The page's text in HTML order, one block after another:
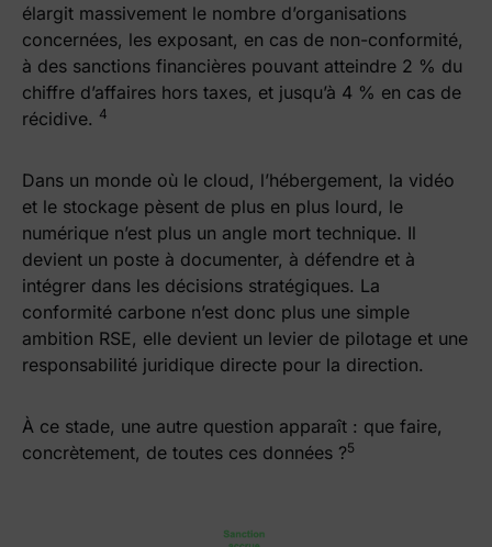
élargit massivement le nombre d’organisations
concernées, les exposant, en cas de non-conformité,
à des sanctions financières pouvant atteindre 2 % du
chiffre d’affaires hors taxes, et jusqu’à 4 % en cas de
récidive. 4
Dans un monde où le cloud, l’hébergement, la vidéo
et le stockage pèsent de plus en plus lourd, le
numérique n’est plus un angle mort technique. Il
devient un poste à documenter, à défendre et à
intégrer dans les décisions stratégiques. La
conformité carbone n’est donc plus une simple
ambition RSE, elle devient un levier de pilotage et une
responsabilité juridique directe pour la direction.
À ce stade, une autre question apparaît : que faire,
concrètement, de toutes ces données ?5